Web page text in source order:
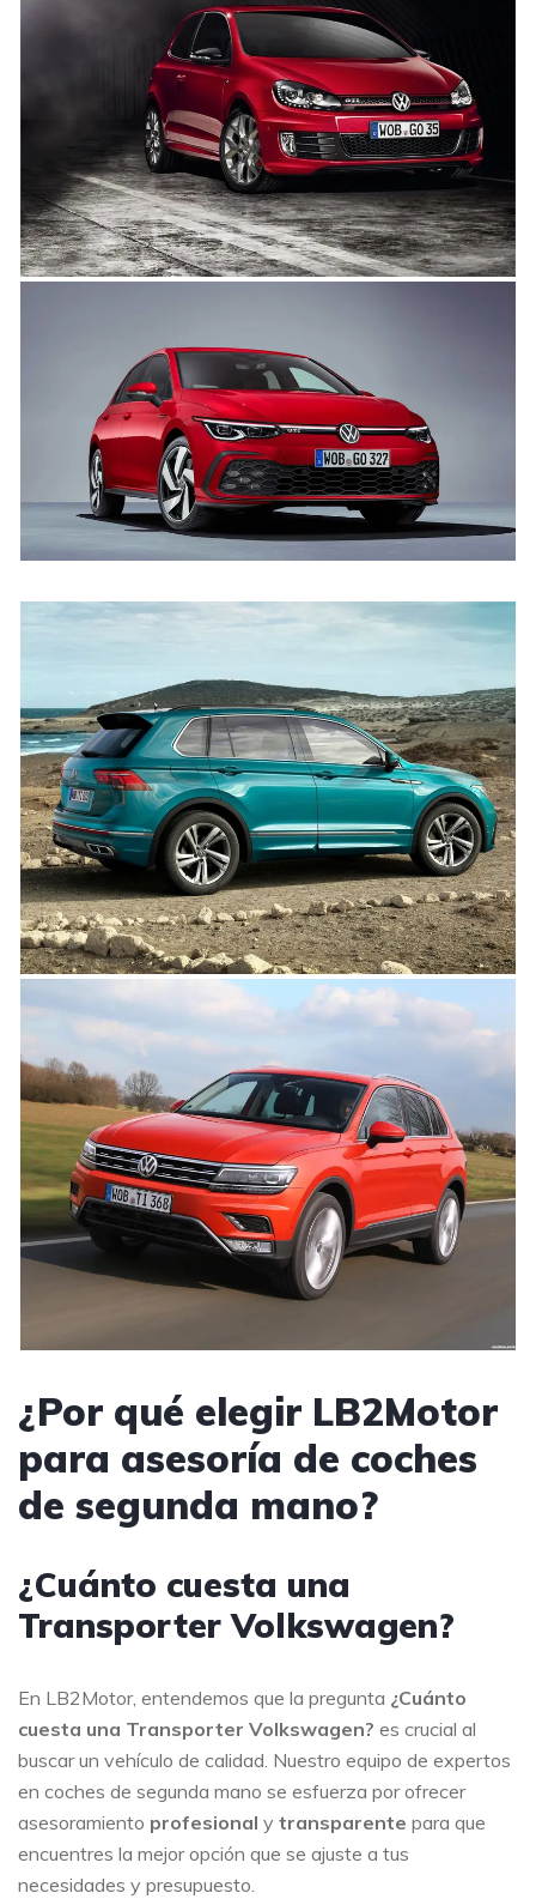
¿Por qué elegir LB2Motor
para asesoría de coches
de segunda mano?
¿Cuánto cuesta una
Transporter Volkswagen?
En LB2Motor, entendemos que la pregunta ¿Cuánto
cuesta una Transporter Volkswagen? es crucial al
buscar un vehículo de calidad. Nuestro equipo de expertos
en coches de segunda mano se esfuerza por ofrecer
asesoramiento profesional y transparente para que
encuentres la mejor opción que se ajuste a tus
necesidades y presupuesto.